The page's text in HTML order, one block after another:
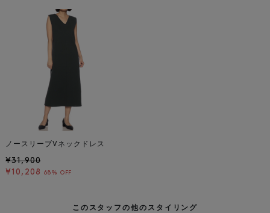
ノースリーブVネックドレス
¥31,900
¥10,208
68% OFF
このスタッフの他のスタイリング